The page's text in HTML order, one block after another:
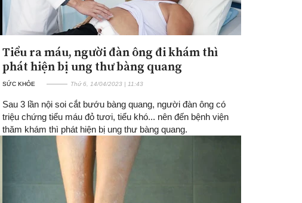
Tiểu ra máu, người đàn ông đi khám thì
phát hiện bị ung thư bàng quang
SỨC KHỎE Thứ 6, 14/04/2023 | 11:43
Sau 3 lần nội soi cắt bướu bàng quang, người đàn ông có
triệu chứng tiểu máu đỏ tươi, tiểu khó... nên đến bệnh viện
thăm khám thì phát hiện bị ung thư bàng quang.